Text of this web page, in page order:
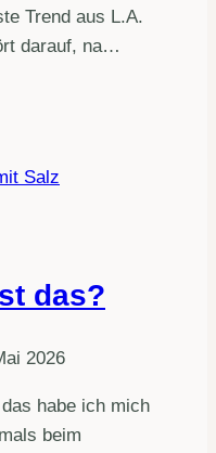
Trend aus L.A.
darauf, na…
das?
2026
habe ich mich
beim